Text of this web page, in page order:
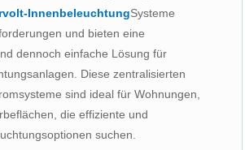
InnenbeleuchtungSysteme
und bieten eine
dennoch einfache Lösung für
Diese zentralisierten
sind ideal für Wohnungen,
die effiziente und
suchen.